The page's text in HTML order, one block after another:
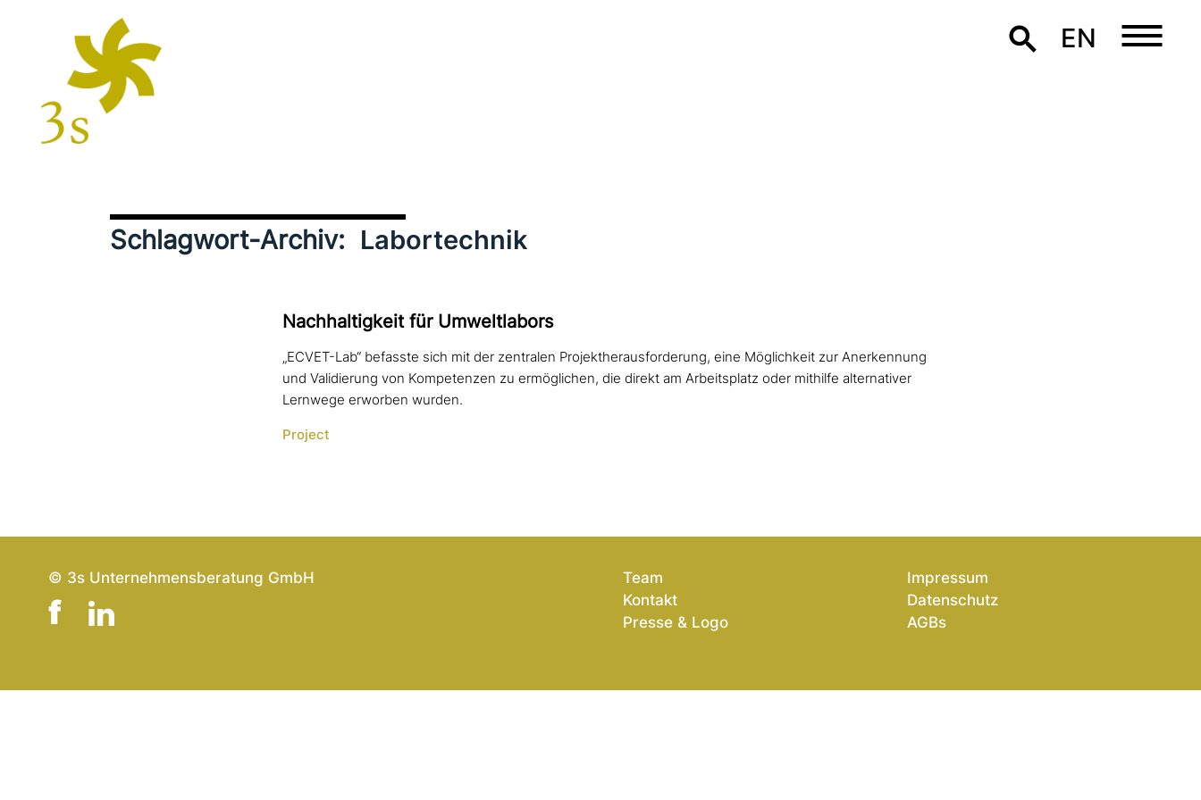
EN
Schlagwort-Archiv: Labortechnik
Nachhaltigkeit für Umweltlabors
„ECVET-Lab“ befasste sich mit der zentralen Projektherausforderung, eine Möglichkeit zur Anerkennung
und Validierung von Kompetenzen zu ermöglichen, die direkt am Arbeitsplatz oder mithilfe alternativer
Lernwege erworben wurden.
Project
© 3s Unternehmensberatung GmbH
Team
Kontakt
Presse & Logo
Impressum
Datenschutz
AGBs